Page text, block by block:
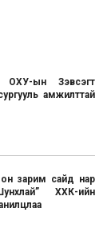
ОХУ-ын Зэвсэгт
амжилттай
зарим сайд нар
ХХК-ийн